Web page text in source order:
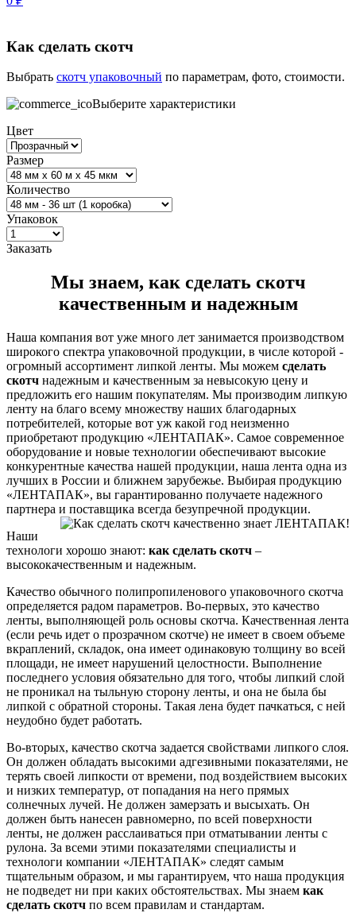
Как сделать скотч
Выбрать скотч упаковочный по параметрам, фото, стоимости.
Выберите характеристики
Цвет
Размер
Количество
Упаковок
Заказать
Мы знаем, как сделать скотч
качественным и надежным
Наша компания вот уже много лет занимается производством
широкого спектра упаковочной продукции, в числе которой -
огромный ассортимент липкой ленты. Мы можем сделать
скотч надежным и качественным за невысокую цену и
предложить его нашим покупателям. Мы производим липкую
ленту на благо всему множеству наших благодарных
потребителей, которые вот уж какой год неизменно
приобретают продукцию «ЛЕНТАПАК». Самое современное
оборудование и новые технологии обеспечивают высокие
конкурентные качества нашей продукции, наша лента одна из
лучших в России и ближнем зарубежье. Выбирая продукцию
«ЛЕНТАПАК», вы гарантированно получаете надежного
партнера и поставщика всегда безупречной продукции.
Наши
технологи хорошо знают: как сделать скотч –
высококачественным и надежным.
Качество обычного полипропиленового упаковочного скотча
определяется радом параметров. Во-первых, это качество
ленты, выполняющей роль основы скотча. Качественная лента
(если речь идет о прозрачном скотче) не имеет в своем объеме
вкраплений, складок, она имеет одинаковую толщину во всей
площади, не имеет нарушений целостности. Выполнение
последнего условия обязательно для того, чтобы липкий слой
не проникал на тыльную сторону ленты, и она не была бы
липкой с обратной стороны. Такая лена будет пачкаться, с ней
неудобно будет работать.
Во-вторых, качество скотча задается свойствами липкого слоя.
Он должен обладать высокими адгезивными показателями, не
терять своей липкости от времени, под воздействием высоких
и низких температур, от попадания на него прямых
солнечных лучей. Не должен замерзать и высыхать. Он
должен быть нанесен равномерно, по всей поверхности
ленты, не должен расслаиваться при отматывании ленты с
рулона. За всеми этими показателями специалисты и
технологи компании «ЛЕНТАПАК» следят самым
тщательным образом, и мы гарантируем, что наша продукция
не подведет ни при каких обстоятельствах. Мы знаем как
сделать скотч по всем правилам и стандартам.